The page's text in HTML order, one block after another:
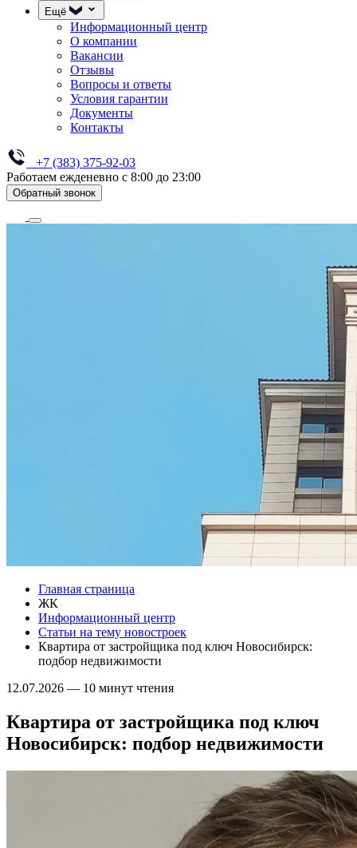
Ещё
Информационный центр
О компании
Вакансии
Отзывы
Вопросы и ответы
Условия гарантии
Документы
Контакты
+7 (383) 375-92-03
Работаем ежденевно с 8:00 до 23:00
Обратный звонок
Главная страница
ЖК
Информационный центр
Статьи на тему новостроек
Квартира от застройщика под ключ Новосибирск:
подбор недвижимости
12.07.2026 — 10 минут чтения
Квартира от застройщика под ключ
Новосибирск: подбор недвижимости